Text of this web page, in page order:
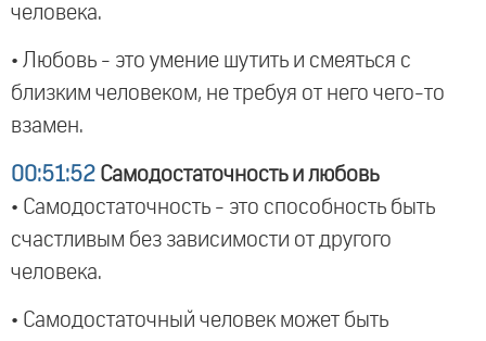
человека.
• Любовь - это умение шутить и смеяться с
близким человеком, не требуя от него чего-то
взамен.
00:51:52 Самодостаточность и любовь
• Самодостаточность - это способность быть
счастливым без зависимости от другого
человека.
• Самодостаточный человек может быть